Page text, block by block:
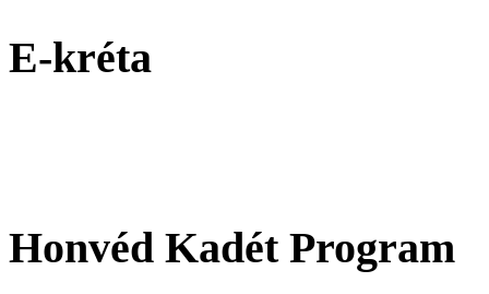
E-kréta
Honvéd Kadét Program